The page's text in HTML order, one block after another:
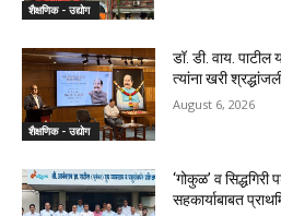
शैक्षणिक - उद्योग
शैक्षणिक - उद्योग
डॉ. डी. वाय. पाटील
त्यांना खरी
August 6, 2026
‘गोकुळ’ व सिद्धगिरी
सहकार्याबाबत